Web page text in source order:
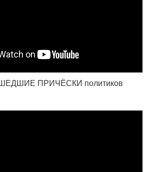
ПРИЧЁСКИ политиков